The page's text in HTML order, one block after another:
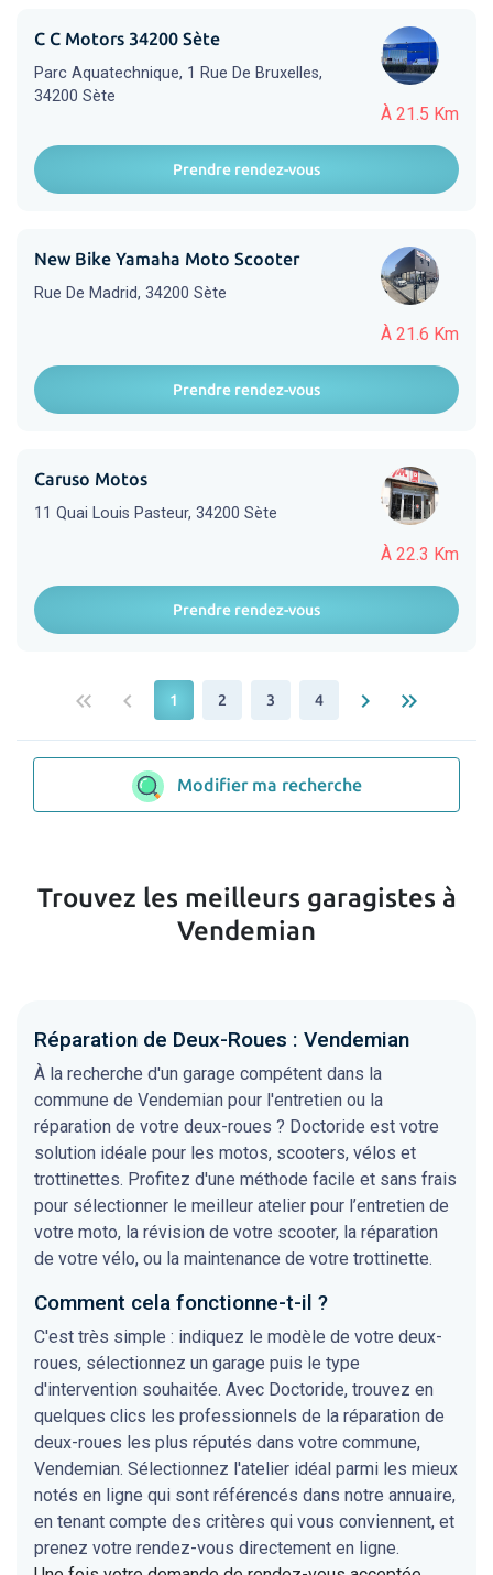
À 21.5 Km
C C Motors 34200 Sète
Parc Aquatechnique, 1 Rue De Bruxelles,
34200 Sète
Prendre rendez-vous
À 21.6 Km
New Bike Yamaha Moto Scooter
Rue De Madrid, 34200 Sète
Prendre rendez-vous
À 22.3 Km
Caruso Motos
11 Quai Louis Pasteur, 34200 Sète
Prendre rendez-vous
keyboard_double_arrow_left keyboard_arrow_left 1 2 3 4 keyboard_arrow_right keyboard_double_arrow_right
Modifier ma recherche
Trouvez les meilleurs garagistes à
Vendemian
Réparation de Deux-Roues : Vendemian
À la recherche d'un garage compétent dans la
commune de Vendemian pour l'entretien ou la
réparation de votre deux-roues ? Doctoride est votre
solution idéale pour les motos, scooters, vélos et
trottinettes. Profitez d'une méthode facile et sans frais
pour sélectionner le meilleur atelier pour l’entretien de
votre moto, la révision de votre scooter, la réparation
de votre vélo, ou la maintenance de votre trottinette.
Comment cela fonctionne-t-il ?
C'est très simple : indiquez le modèle de votre deux-
roues, sélectionnez un garage puis le type
d'intervention souhaitée. Avec Doctoride, trouvez en
quelques clics les professionnels de la réparation de
deux-roues les plus réputés dans votre commune,
Vendemian. Sélectionnez l'atelier idéal parmi les mieux
notés en ligne qui sont référencés dans notre annuaire,
en tenant compte des critères qui vous conviennent, et
prenez votre rendez-vous directement en ligne.